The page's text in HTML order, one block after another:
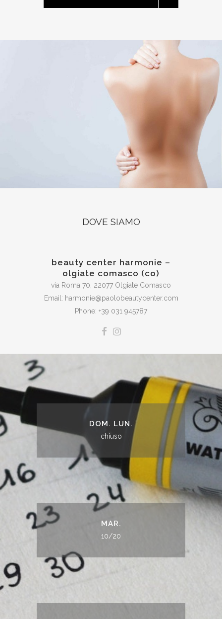
DOVE SIAMO
beauty center harmonie –
olgiate comasco (co)
via Roma 70, 22077 Olgiate Comasco
Email: harmonie@paolobeautycenter.com
Phone: +39 031 945787
DOM. LUN.
chiuso
MAR.
10/20